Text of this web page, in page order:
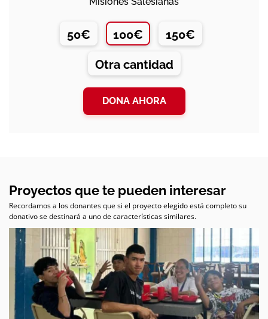
50€ 100€ 150€
Otra cantidad
DONA AHORA
Proyectos que te pueden interesar
Recordamos a los donantes que si el proyecto elegido está completo su
donativo se destinará a uno de características similares.